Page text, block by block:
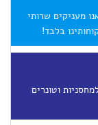
שרותי
בלבד!
וטונרים